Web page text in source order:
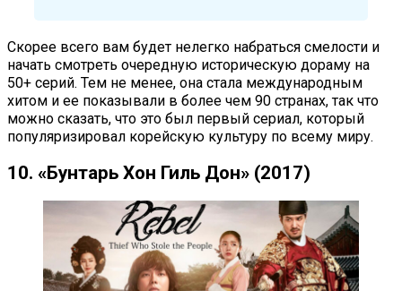
Скорее всего вам будет нелегко набраться смелости и
начать смотреть очередную историческую дораму на
50+ серий. Тем не менее, она стала международным
хитом и ее показывали в более чем 90 странах, так что
можно сказать, что это был первый сериал, который
популяризировал корейскую культуру по всему миру.
10. «Бунтарь Хон Гиль Дон» (2017)